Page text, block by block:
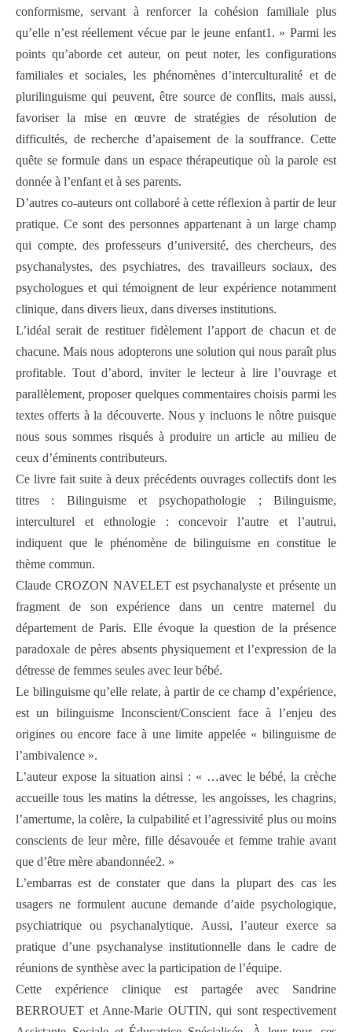
conformisme, servant à renforcer la cohésion familiale plus
qu’elle n’est réellement vécue par le jeune enfant1. » Parmi les
points qu’aborde cet auteur, on peut noter, les configurations
familiales et sociales, les phénomènes d’interculturalité et de
plurilinguisme qui peuvent, être source de conflits, mais aussi,
favoriser la mise en œuvre de stratégies de résolution de
difficultés, de recherche d’apaisement de la souffrance. Cette
quête se formule dans un espace thérapeutique où la parole est
donnée à l’enfant et à ses parents.
D’autres co-auteurs ont collaboré à cette réflexion à partir de leur
pratique. Ce sont des personnes appartenant à un large champ
qui compte, des professeurs d’université, des chercheurs, des
psychanalystes, des psychiatres, des travailleurs sociaux, des
psychologues et qui témoignent de leur expérience notamment
clinique, dans divers lieux, dans diverses institutions.
L’idéal serait de restituer fidèlement l’apport de chacun et de
chacune. Mais nous adopterons une solution qui nous paraît plus
profitable. Tout d’abord, inviter le lecteur à lire l’ouvrage et
parallèlement, proposer quelques commentaires choisis parmi les
textes offerts à la découverte. Nous y incluons le nôtre puisque
nous sous sommes risqués à produire un article au milieu de
ceux d’éminents contributeurs.
Ce livre fait suite à deux précédents ouvrages collectifs dont les
titres : Bilinguisme et psychopathologie ; Bilinguisme,
interculturel et ethnologie : concevoir l’autre et l’autrui,
indiquent que le phénomène de bilinguisme en constitue le
thème commun.
Claude CROZON NAVELET est psychanalyste et présente un
fragment de son expérience dans un centre maternel du
département de Paris. Elle évoque la question de la présence
paradoxale de pères absents physiquement et l’expression de la
détresse de femmes seules avec leur bébé.
Le bilinguisme qu’elle relate, à partir de ce champ d’expérience,
est un bilinguisme Inconscient/Conscient face à l’enjeu des
origines ou encore face à une limite appelée « bilinguisme de
l’ambivalence ».
L’auteur expose la situation ainsi : « …avec le bébé, la crèche
accueille tous les matins la détresse, les angoisses, les chagrins,
l’amertume, la colère, la culpabilité et l’agressivité plus ou moins
conscients de leur mère, fille désavouée et femme trahie avant
que d’être mère abandonnée2. »
L’embarras est de constater que dans la plupart des cas les
usagers ne formulent aucune demande d’aide psychologique,
psychiatrique ou psychanalytique. Aussi, l’auteur exerce sa
pratique d’une psychanalyse institutionnelle dans le cadre de
réunions de synthèse avec la participation de l’équipe.
Cette expérience clinique est partagée avec Sandrine
BERROUET et Anne-Marie OUTIN, qui sont respectivement